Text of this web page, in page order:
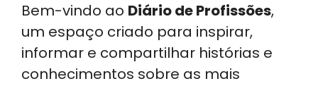
Bem-vindo ao Diário de Profissões,
um espaço criado para inspirar,
informar e compartilhar histórias e
conhecimentos sobre as mais